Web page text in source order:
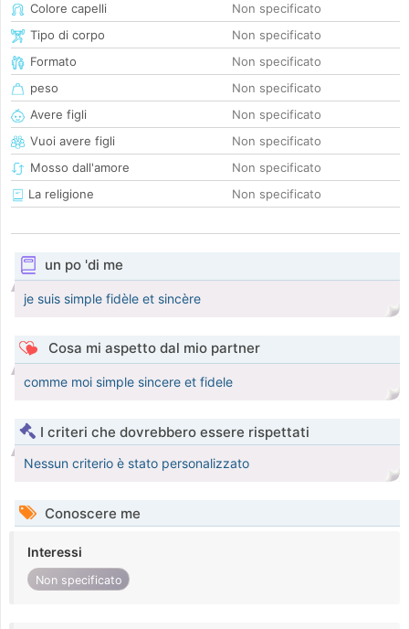
Colore capelli
Non specificato
Tipo di corpo
Non specificato
Formato
Non specificato
peso
Non specificato
Avere figli
Non specificato
Vuoi avere figli
Non specificato
Mosso dall'amore
Non specificato
La religione
Non specificato
un po 'di me
je suis simple fidèle et sincère
Cosa mi aspetto dal mio partner
comme moi simple sincere et fidele
I criteri che dovrebbero essere rispettati
Nessun criterio è stato personalizzato
Conoscere me
Interessi
Non specificato